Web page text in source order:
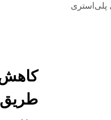
پلی‌استری
کاهش
طریق